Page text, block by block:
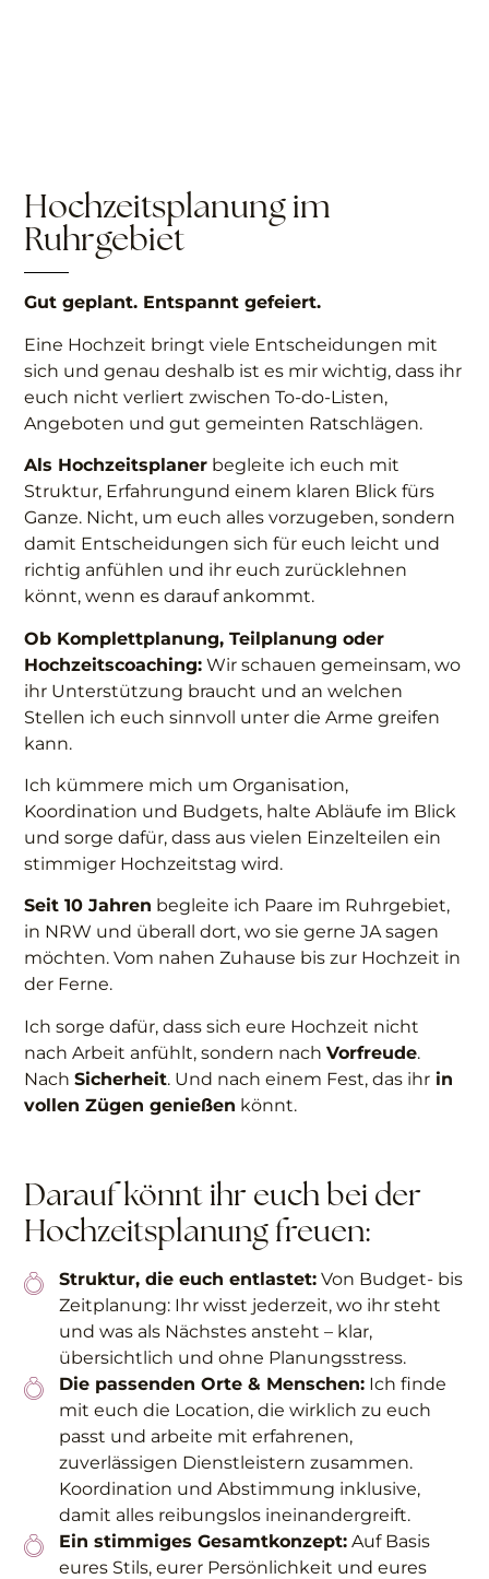
Hochzeitsplanung im
Ruhrgebiet
Gut geplant. Entspannt gefeiert.
Eine Hochzeit bringt viele Entscheidungen mit
sich und genau deshalb ist es mir wichtig, dass ihr
euch nicht verliert zwischen To-do-Listen,
Angeboten und gut gemeinten Ratschlägen.
Als Hochzeitsplaner begleite ich euch mit
Struktur, Erfahrungund einem klaren Blick fürs
Ganze. Nicht, um euch alles vorzugeben, sondern
damit Entscheidungen sich für euch leicht und
richtig anfühlen und ihr euch zurücklehnen
könnt, wenn es darauf ankommt.
Ob Komplettplanung, Teilplanung oder
Hochzeitscoaching: Wir schauen gemeinsam, wo
ihr Unterstützung braucht und an welchen
Stellen ich euch sinnvoll unter die Arme greifen
kann.
Ich kümmere mich um Organisation,
Koordination und Budgets, halte Abläufe im Blick
und sorge dafür, dass aus vielen Einzelteilen ein
stimmiger Hochzeitstag wird.
Seit 10 Jahren begleite ich Paare im Ruhrgebiet,
in NRW und überall dort, wo sie gerne JA sagen
möchten. Vom nahen Zuhause bis zur Hochzeit in
der Ferne.
Ich sorge dafür, dass sich eure Hochzeit nicht
nach Arbeit anfühlt, sondern nachVorfreude.
NachSicherheit. Und nach einem Fest, das ihr in
vollen Zügen genießen könnt.
Darauf könnt ihr euch bei der
Hochzeitsplanung freuen:
Struktur, die euch entlastet:Von Budget- bis
Zeitplanung: Ihr wisst jederzeit, wo ihr steht
und was als Nächstes ansteht – klar,
übersichtlich und ohne Planungsstress.
Die passenden Orte & Menschen:Ich finde
mit euch die Location, die wirklich zu euch
passt und arbeite mit erfahrenen,
zuverlässigen Dienstleistern zusammen.
Koordination und Abstimmung inklusive,
damit alles reibungslos ineinandergreift.
Ein stimmiges Gesamtkonzept:Auf Basis
eures Stils, eurer Persönlichkeit und eures